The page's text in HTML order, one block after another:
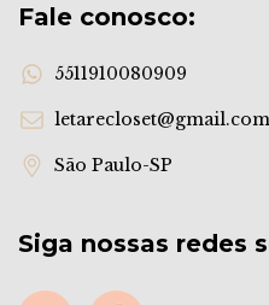
Fale conosco:
5511910080909
letarecloset@gmail.com
São Paulo-SP
Siga nossas redes